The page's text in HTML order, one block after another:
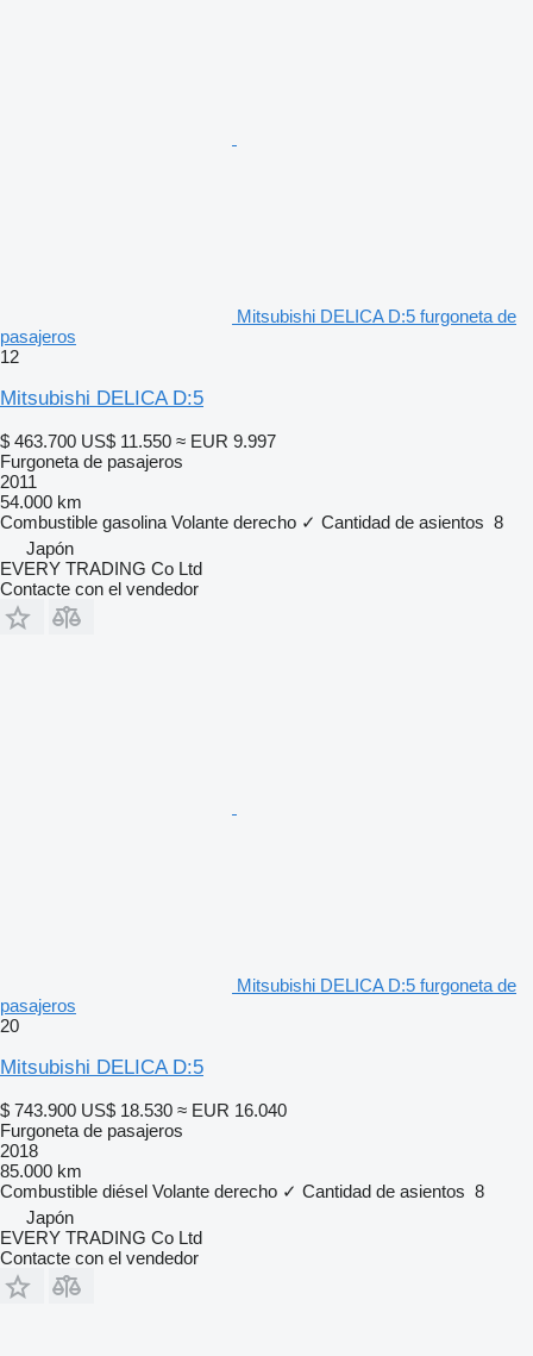
Mitsubishi DELICA D:5 furgoneta de
pasajeros
12
Mitsubishi DELICA D:5
$ 463.700 US$ 11.550 ≈ EUR 9.997
Furgoneta de pasajeros
2011
54.000 km
Combustible gasolina Volante derecho ✓ Cantidad de asientos 8
Japón
EVERY TRADING Co Ltd
Contacte con el vendedor
Mitsubishi DELICA D:5 furgoneta de
pasajeros
20
Mitsubishi DELICA D:5
$ 743.900 US$ 18.530 ≈ EUR 16.040
Furgoneta de pasajeros
2018
85.000 km
Combustible diésel Volante derecho ✓ Cantidad de asientos 8
Japón
EVERY TRADING Co Ltd
Contacte con el vendedor